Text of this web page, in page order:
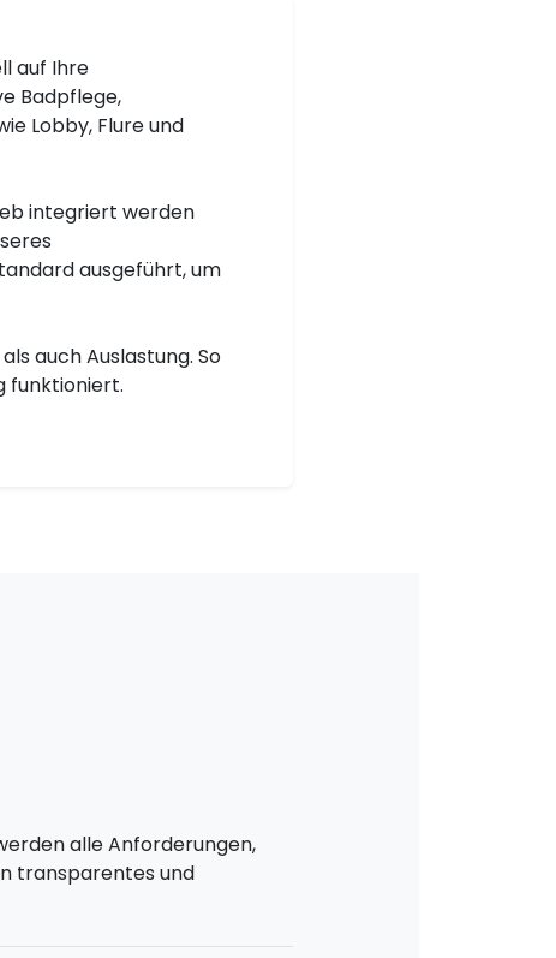
auf Ihre
Badpflege,
Lobby, Flure und
integriert werden
ausgeführt, um
auch Auslastung. So
funktioniert.
alle Anforderungen,
transparentes und